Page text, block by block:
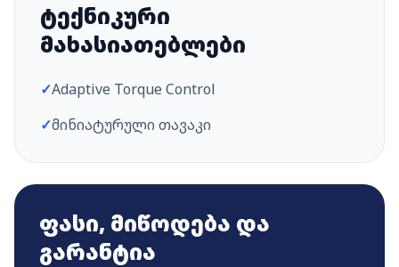
ტექნიკური
მახასიათებლები
✓Adaptive Torque Control
✓მინიატურული თავაკი
ფასი, მიწოდება და
გარანტია